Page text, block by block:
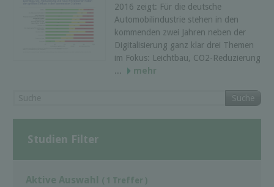
2016 zeigt: Für die deutsche
Automobilindustrie stehen in den
kommenden zwei Jahren neben der
Digitalisierung ganz klar drei Themen
im Fokus: Leichtbau, CO2-Reduzierung
...
mehr
Suche
Studien Filter
Aktive Auswahl ( 1 Treffer )